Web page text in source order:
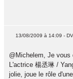
13/08/2009 à 14:09 -
@Michelem, Je vous
L'actrice 楊丞琳 /
jolie, joue le rôle